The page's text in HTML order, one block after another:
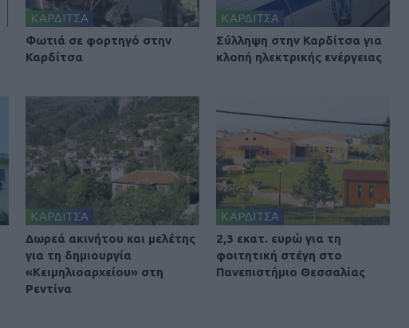
ΚΑΡΔΙΤΣΑ
Φωτιά σε φορτηγό στην
Καρδίτσα
ΚΑΡΔΙΤΣΑ
Σύλληψη στην Καρδίτσα για
κλοπή ηλεκτρικής ενέργειας
ΚΑΡΔΙΤΣΑ
Δωρεά ακινήτου και μελέτης
για τη δημιουργία
«Κειμηλιοαρχείου» στη
Ρεντίνα
ΚΑΡΔΙΤΣΑ
2,3 εκατ. ευρώ για τη
φοιτητική στέγη στο
Πανεπιστήμιο Θεσσαλίας